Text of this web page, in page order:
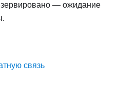
— ожидание
связь